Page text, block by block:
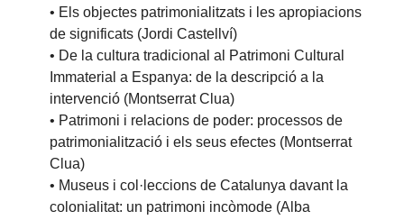
• Els objectes patrimonialitzats i les apropiacions
de significats (Jordi Castellví)
• De la cultura tradicional al Patrimoni Cultural
Immaterial a Espanya: de la descripció a la
intervenció (Montserrat Clua)
• Patrimoni i relacions de poder: processos de
patrimonialització i els seus efectes (Montserrat
Clua)
• Museus i col·leccions de Catalunya davant la
colonialitat: un patrimoni incòmode (Alba